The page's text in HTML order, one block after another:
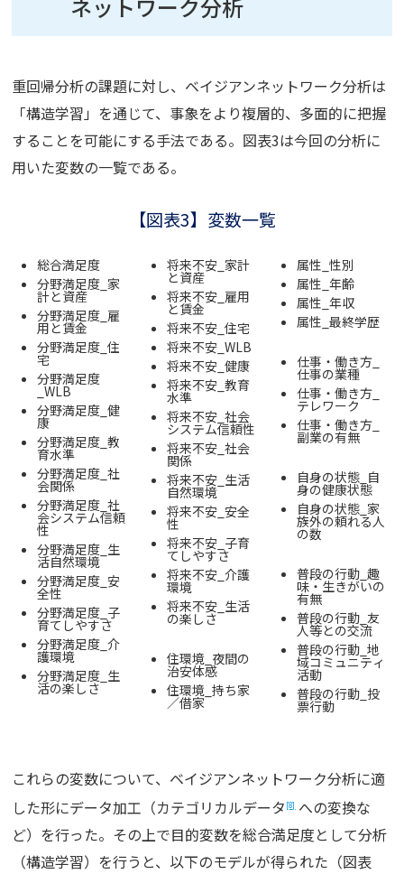
ネットワーク分析
重回帰分析の課題に対し、ベイジアンネットワーク分析は
「構造学習」を通じて、事象をより複層的、多面的に把握
することを可能にする手法である。図表3は今回の分析に
用いた変数の一覧である。
【図表3】変数一覧
総合満足度
分野満足度_家
計と資産
分野満足度_雇
用と賃金
分野満足度_住
宅
分野満足度
_WLB
分野満足度_健
康
分野満足度_教
育水準
分野満足度_社
会関係
分野満足度_社
会システム信頼
性
分野満足度_生
活自然環境
分野満足度_安
全性
分野満足度_子
育てしやすさ
分野満足度_介
護環境
分野満足度_生
活の楽しさ
将来不安_家計
と資産
将来不安_雇用
と賃金
将来不安_住宅
将来不安_WLB
将来不安_健康
将来不安_教育
水準
将来不安_社会
システム信頼性
将来不安_社会
関係
将来不安_生活
自然環境
将来不安_安全
性
将来不安_子育
てしやすさ
将来不安_介護
環境
将来不安_生活
の楽しさ
住環境_夜間の
治安体感
住環境_持ち家
／借家
属性_性別
属性_年齢
属性_年収
属性_最終学歴
仕事・働き方_
仕事の業種
仕事・働き方_
テレワーク
仕事・働き方_
副業の有無
自身の状態_自
身の健康状態
自身の状態_家
族外の頼れる人
の数
普段の行動_趣
味・生きがいの
有無
普段の行動_友
人等との交流
普段の行動_地
域コミュニティ
活動
普段の行動_投
票行動
これらの変数について、ベイジアンネットワーク分析に適
した形にデータ加工（カテゴリカルデータ [8]への変換な
ど）を行った。その上で目的変数を総合満足度として分析
（構造学習）を行うと、以下のモデルが得られた（図表